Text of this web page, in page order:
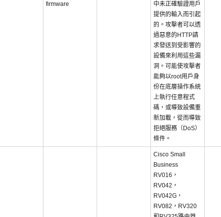
firmware
中未正確驗證用戶
提供的輸入而引起
的。攻擊者可以透
過惡意的HTTP請
求發送到受影響的
設備來利用這些漏
洞。可能使攻擊者
能夠以root用戶身
份在底層操作系統
上執行任意程式
碼，或導致設備重
新加載，從而導致
拒絕服務（DoS）
條件。
Cisco Small
Business
RV016，
RV042，
RV042G，
RV082，RV320